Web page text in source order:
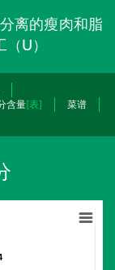
离的瘦肉和脂
U）
含量[表]
菜谱